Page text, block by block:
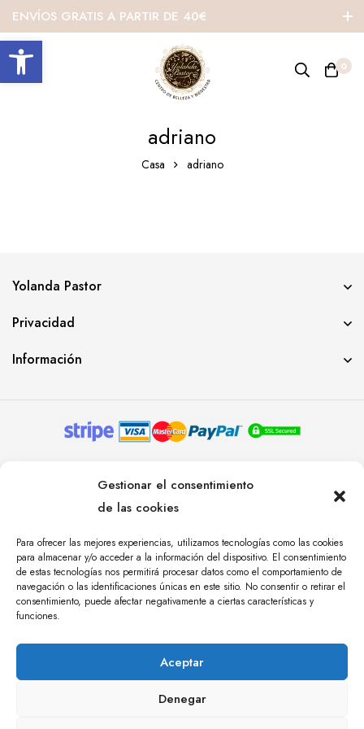
Abrir barra de herramientas
Gestionar el consentimiento
de las cookies
Para ofrecer las mejores experiencias, utilizamos tecnologías como las cookies
para almacenar y/o acceder a la información del dispositivo. El consentimiento
de estas tecnologías nos permitirá procesar datos como el comportamiento de
navegación o las identificaciones únicas en este sitio. No consentir o retirar el
consentimiento, puede afectar negativamente a ciertas características y
funciones.
Aceptar
Denegar
ENVÍOS GRATIS A PARTIR DE 40€
0
adriano
Casa adriano
Yolanda Pastor
Privacidad
Información
RESERVADOS. AGENCIA DE COMUNICACIÓN
ÁNGULO TRES.